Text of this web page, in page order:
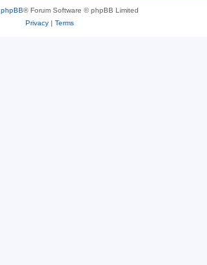
phpBB® Forum Software © phpBB Limited
Privacy| Terms